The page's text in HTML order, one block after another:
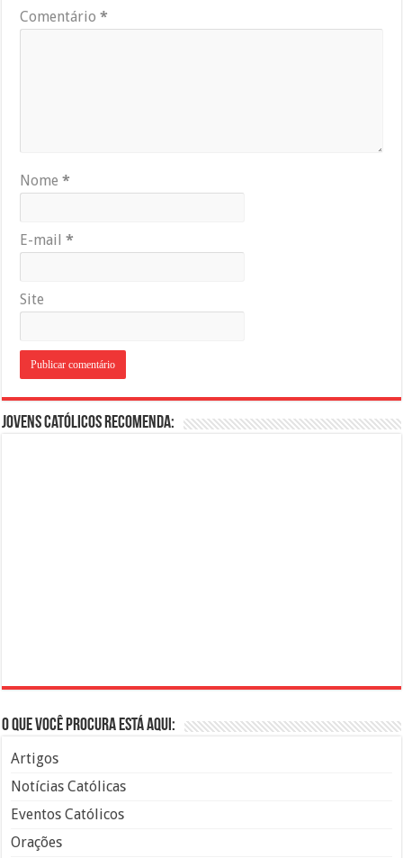
Comentário*
Nome*
E-mail*
Site
Jovens Católicos Recomenda:
O que você procura está aqui:
Artigos
Notícias Católicas
Eventos Católicos
Orações